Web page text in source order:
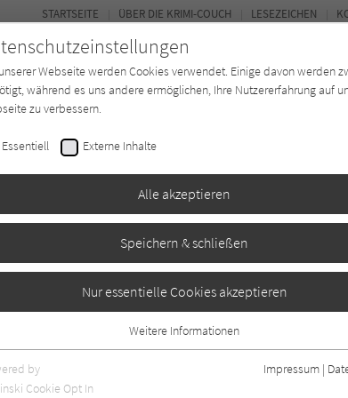
Buchtyp Autor*in Magazin
STARTSEITE ÜBER DIE KRIMI-COUCH LESEZEICHEN
Webseite werden Cookies verwendet. Einige davon werden
während es uns andere ermöglichen, Ihre Nutzererfahrung auf
zu verbessern.
Essentiell Externe Inhalte
Alle akzeptieren
Speichern & schließen
Nur essentielle Cookies akzeptieren
Cookies werden für grundlegende Funktionen der Webseite
Dadurch ist gewährleistet, dass die Webseite einwandfrei
Weitere Informationen
by
Cookie Opt In
Impressum |